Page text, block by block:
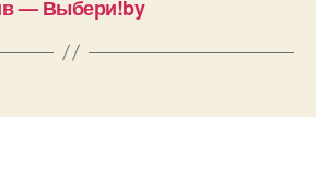
— Выбери!by